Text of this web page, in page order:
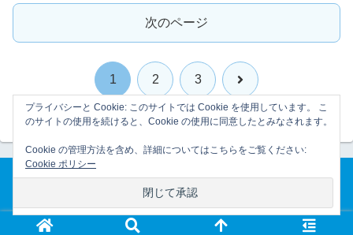
次のページ
1 2 3 次
へ
© 2007-2026 8796.jp管理日誌.
プライバシーと Cookie: このサイトでは Cookie を使用しています。 こ
のサイトの使用を続けると、Cookie の使用に同意したとみなされます。
Cookie の管理方法を含め、詳細についてはこちらをご覧ください:
Cookie ポリシー